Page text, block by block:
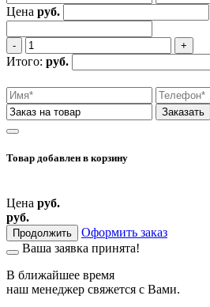
Цена руб.
‐ +
Итого: руб.
Заказать
Товар добавлен в корзину
Цена руб.
руб.
Продолжить
Оформить заказ
Ваша заявка принята!
В ближайшее время
наш менеджер свяжется с Вами.